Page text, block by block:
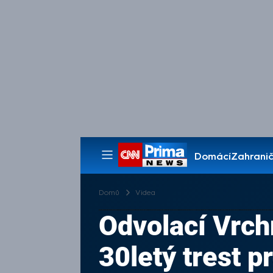
Domácí
Pořady
Domů Videa
Odvolací
30letý trest